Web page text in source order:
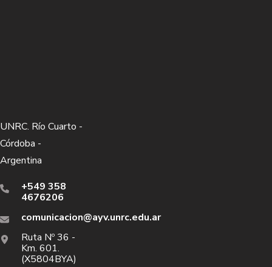
UNRC. Río Cuarto -
Córdoba -
Argentina
+549 358
4676206
comunicacion@ayv.unrc.edu.ar
Ruta Nº 36 -
Km. 601.
(X5804BYA)